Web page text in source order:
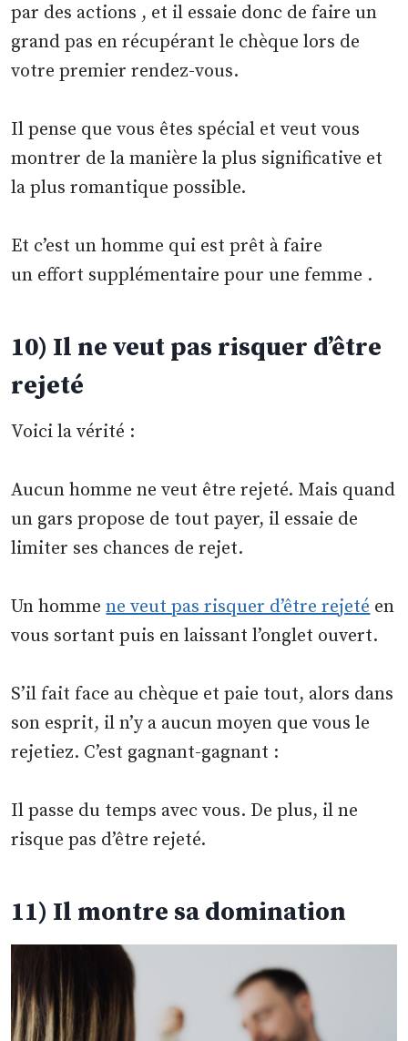
par des actions , et il essaie donc de faire un
grand pas en récupérant le chèque lors de
votre premier rendez-vous.
Il pense que vous êtes spécial et veut vous
montrer de la manière la plus significative et
la plus romantique possible.
Et c’est un homme qui est prêt à faire
un effort supplémentaire pour une femme .
10) Il ne veut pas risquer d’être
rejeté
Voici la vérité :
Aucun homme ne veut être rejeté. Mais quand
un gars propose de tout payer, il essaie de
limiter ses chances de rejet.
Un hommene veut pas risquer d’être rejeté en
vous sortant puis en laissant l’onglet ouvert.
S’il fait face au chèque et paie tout, alors dans
son esprit, il n’y a aucun moyen que vous le
rejetiez. C’est gagnant-gagnant :
Il passe du temps avec vous. De plus, il ne
risque pas d’être rejeté.
11) Il montre sa domination